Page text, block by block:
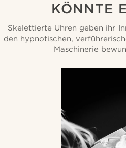
KÖNNTE
Skelettierte Uhren geben ihr
den hypnotischen,
Maschinerie